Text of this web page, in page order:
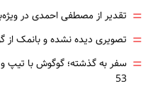
= تقدیر از مصطفی احمدی در
= تصویری دیده نشده و بانمک
=
53